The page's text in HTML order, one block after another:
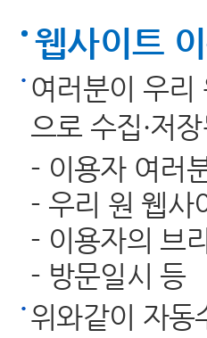
웹사이트
여러분이 우리
으로 수집·저
- 이용자 여러
- 우리 원 웹사
- 이용자의 브
- 방문일시 등
위와같이 자동